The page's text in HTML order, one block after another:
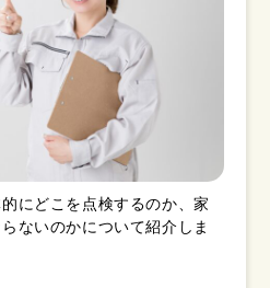
にどこを点検するのか、家
ないのかについて紹介しま